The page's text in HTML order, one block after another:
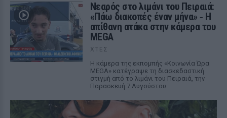
Νεαρός στο λιμάνι του Πειραιά:
«Πάω διακοπές έναν μήνα» ‑ Η
απίθανη ατάκα στην κάμερα του
MEGA
ΧΤΕΣ
Η κάμερα της εκπομπής «Κοινωνία Ώρα
MEGA» κατέγραψε τη διασκεδαστική
στιγμή από το λιμάνι του Πειραιά, την
Παρασκευή 7 Αυγούστου.